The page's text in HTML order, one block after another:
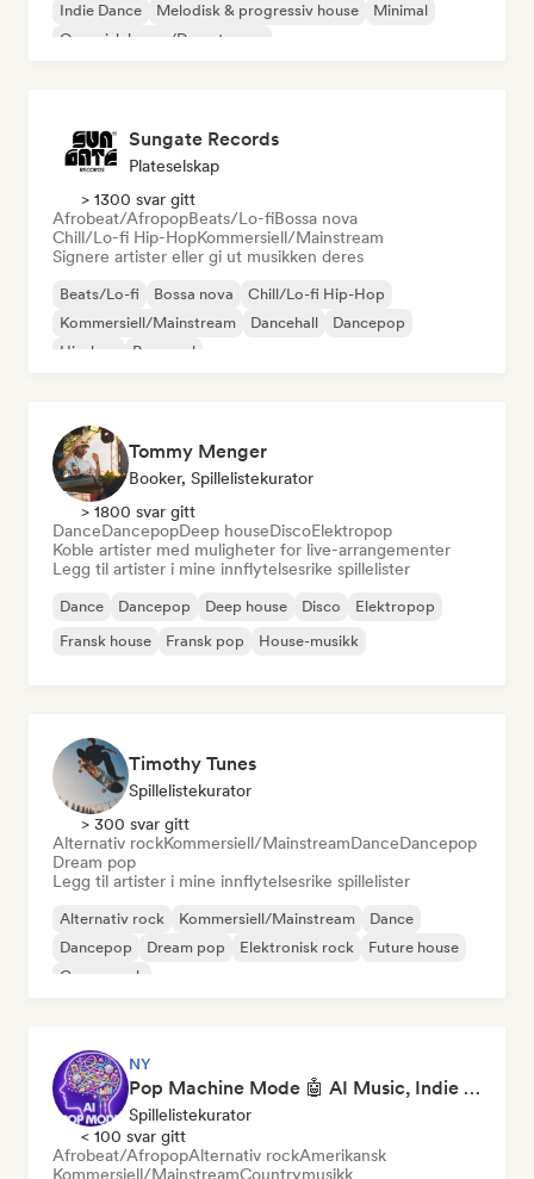
Indie Dance
Melodisk & progressiv house
Minimal
Organisk house/Downtempo
Sungate Records
Plateselskap
> 1300 svar gitt
Afrobeat/AfropopBeats/Lo-fiBossa nova
Chill/Lo-fi Hip-HopKommersiell/Mainstream
Signere artister eller gi ut musikken deres
Beats/Lo-fi Bossa nova
Chill/Lo-fi Hip-Hop
Kommersiell/Mainstream
Dancehall
Dancepop
Hip-hop
Pop-soul
Tommy Menger
Booker, Spillelistekurator
> 1800 svar gitt
DanceDancepopDeep houseDiscoElektropop
Koble artister med muligheter for live-arrangementer
Legg til artister i mine innflytelsesrike spillelister
Dance Dancepop Deep house Disco
Elektropop
Fransk house
Fransk pop House-musikk
Timothy Tunes
Spillelistekurator
> 300 svar gitt
Alternativ rockKommersiell/MainstreamDanceDancepop
Dream pop
Legg til artister i mine innflytelsesrike spillelister
Alternativ rock Kommersiell/Mainstream
Dance
Dancepop
Dream pop Elektronisk rock
Future house
Garagerock
NY
Pop Machine Mode 🤖 AI Music, Indie Pop & Dream Pop
Spillelistekurator
< 100 svar gitt
Afrobeat/AfropopAlternativ rockAmerikansk
Kommersiell/MainstreamCountrymusikk